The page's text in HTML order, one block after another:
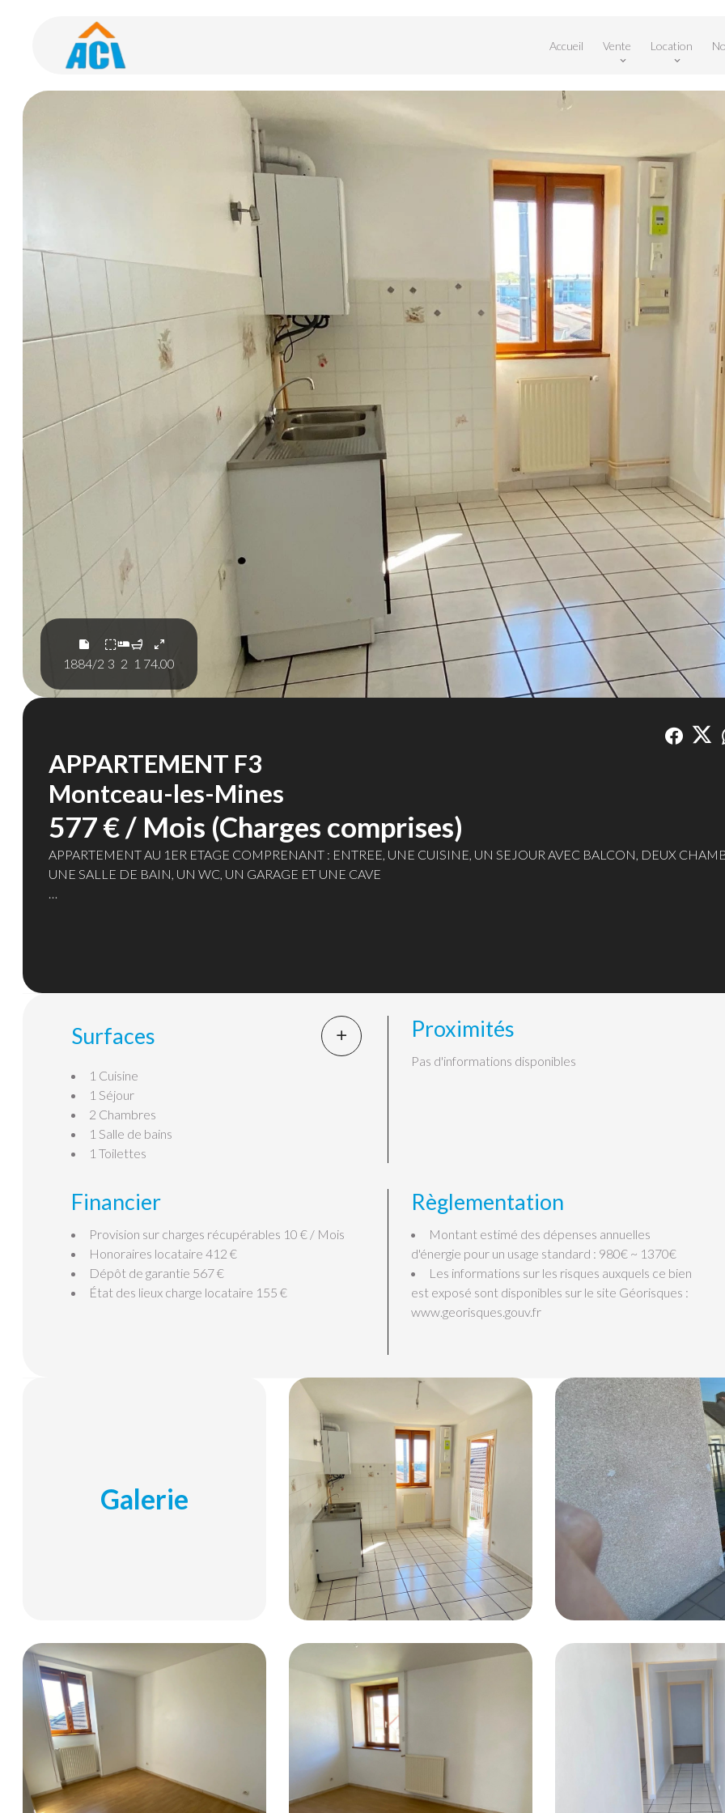
Accueil Vente Location
1884/2 3 2 1 74.00
APPARTEMENT F3
Montceau-les-Mines
577 € / Mois (Charges comprises)
APPARTEMENT AU 1ER ETAGE COMPRENANT : ENTREE, UNE CUISINE, UN SEJOUR AVEC BALCON, DEUX
UNE SALLE DE BAIN, UN WC, UN GARAGE ET UNE CAVE
Surfaces
1 Cuisine
1 Séjour
2 Chambres
1 Salle de bains
1 Toilettes
Proximités
Pas d'informations disponibles
Financier
Provision sur charges récupérables 10 € / Mois
Honoraires locataire 412 €
Dépôt de garantie 567 €
État des lieux charge locataire 155 €
Règlementation
Montant estimé des dépenses annuelles
d'énergie pour un usage standard : 980€ ~ 1370€
Les informations sur les risques auxquels ce bien
est exposé sont disponibles sur le site Géorisques :
www.georisques.gouv.fr
Galerie